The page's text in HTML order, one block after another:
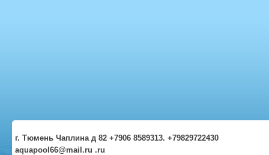
г. Тюмень Чаплина д 82 +7906 8589313. +79829722430
aquapool66@mail.ru .ru